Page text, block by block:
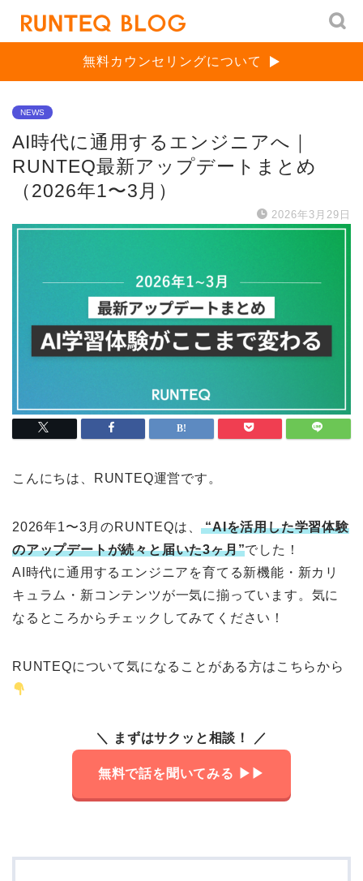
無料カウンセリングについて
NEWS
AI時代に通用するエンジニアへ｜
RUNTEQ最新アップデートまとめ
（2026年1〜3月）
2026年3月29日
こんにちは、RUNTEQ運営です。
2026年1〜3月のRUNTEQは、“AIを活用した学習体験
のアップデートが続々と届いた3ヶ月”でした！
AI時代に通用するエンジニアを育てる新機能・新カリ
キュラム・新コンテンツが一気に揃っています。気に
なるところからチェックしてみてください！
RUNTEQについて気になることがある方はこちらから
＼ まずはサクッと相談！ ／
無料で話を聞いてみる ▶︎▶︎